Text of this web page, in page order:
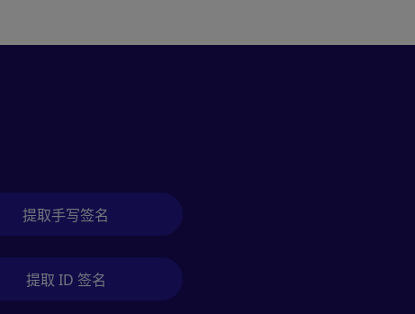
提取手写签名
提取 ID 签名